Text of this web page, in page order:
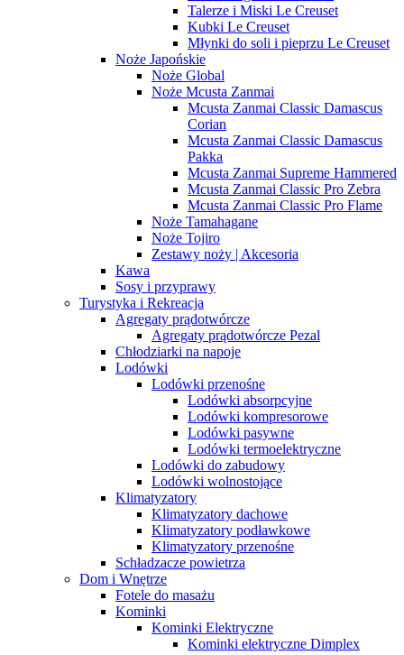
Talerze i Miski Le Creuset
Kubki Le Creuset
Młynki do soli i pieprzu Le Creuset
Noże Japońskie
Noże Global
Noże Mcusta Zanmai
Mcusta Zanmai Classic Damascus
Corian
Mcusta Zanmai Classic Damascus
Pakka
Mcusta Zanmai Supreme Hammered
Mcusta Zanmai Classic Pro Zebra
Mcusta Zanmai Classic Pro Flame
Noże Tamahagane
Noże Tojiro
Zestawy noży | Akcesoria
Kawa
Sosy i przyprawy
Turystyka i Rekreacja
Agregaty prądotwórcze
Agregaty prądotwórcze Pezal
Chłodziarki na napoje
Lodówki
Lodówki przenośne
Lodówki absorpcyjne
Lodówki kompresorowe
Lodówki pasywne
Lodówki termoelektryczne
Lodówki do zabudowy
Lodówki wolnostojące
Klimatyzatory
Klimatyzatory dachowe
Klimatyzatory podławkowe
Klimatyzatory przenośne
Schładzacze powietrza
Dom i Wnętrze
Fotele do masażu
Kominki
Kominki Elektryczne
Kominki elektryczne Dimplex